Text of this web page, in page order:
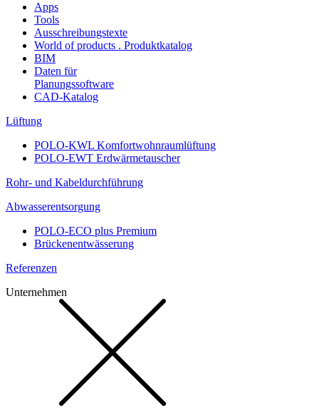
Apps
Tools
Ausschreibungstexte
World of products . Produktkatalog
BIM
Daten für
Planungssoftware
CAD-Katalog
Lüftung
POLO-KWL Komfortwohnraumlüftung
POLO-EWT Erdwärmetauscher
Rohr- und Kabeldurchführung
Abwasserentsorgung
POLO-ECO plus Premium
Brückenentwässerung
Referenzen
Unternehmen